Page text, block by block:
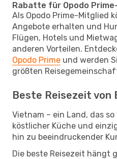
Rabatte für Opodo
Als Opodo Prime-Mitglied
Angebote erhalten und
Flügen, Hotels und
anderen Vorteilen.
Opodo Prime und werden
größten
Beste Reisezeit von
Vietnam – ein Land, das
köstlicher Küche und
hin zu beeindruckender
Die beste Reisezeit hängt